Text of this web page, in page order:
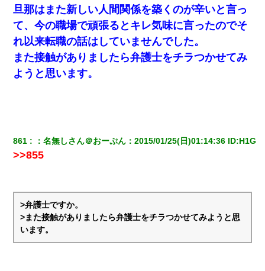
クラスで一人無口で誰とも話さない男子がいた。→修学旅行に来
なかったその男子に女子達がお土産を渡した。5分後…
「お前の父ちゃんは自宅警備員」とかからかわれたけど、実はと
んでもない仕事に就いていた
てよ！気持ち悪い！（ｼｯｼｯ」→ 後日、俺を見つけた母親がすっ飛
んできて・・・
義兄嫁が義実家で「コロナ陽性だったからこのまま療養させて下
さい」と言い出してド修羅場になった
旦那はまた新しい人間関係を築くのが辛いと言っ
て、今の職場で頑張るとキレ気味に言ったのでそ
れ以来転職の話はしていませんでした。
また接触がありましたら弁護士をチラつかせてみ
ようと思います。
861 ：名無しさん＠おーぷん ：2015/01/25(日)01:14:36 ID:H1G
>>855
>弁護士ですか。
>また接触がありましたら弁護士をチラつかせてみようと思
います。